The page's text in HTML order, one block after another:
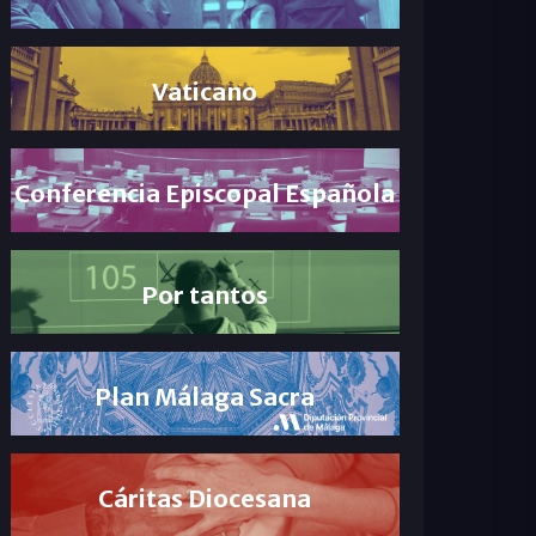
Vaticano
Conferencia Episcopal Española
Por tantos
Plan Málaga Sacra
Cáritas Diocesana